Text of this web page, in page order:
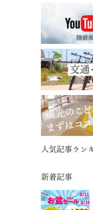
人気記事ラン
新着記事